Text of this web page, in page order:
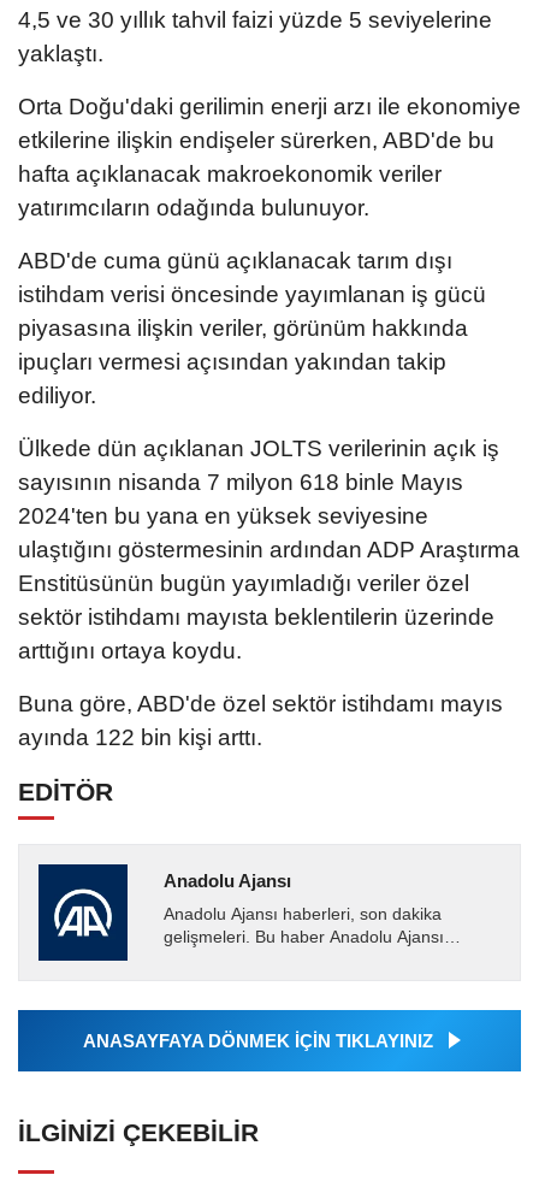
4,5 ve 30 yıllık tahvil faizi yüzde 5 seviyelerine
yaklaştı.
Orta Doğu'daki gerilimin enerji arzı ile ekonomiye
etkilerine ilişkin endişeler sürerken, ABD'de bu
hafta açıklanacak makroekonomik veriler
yatırımcıların odağında bulunuyor.
ABD'de cuma günü açıklanacak tarım dışı
istihdam verisi öncesinde yayımlanan iş gücü
piyasasına ilişkin veriler, görünüm hakkında
ipuçları vermesi açısından yakından takip
ediliyor.
Ülkede dün açıklanan JOLTS verilerinin açık iş
sayısının nisanda 7 milyon 618 binle Mayıs
2024'ten bu yana en yüksek seviyesine
ulaştığını göstermesinin ardından ADP Araştırma
Enstitüsünün bugün yayımladığı veriler özel
sektör istihdamı mayısta beklentilerin üzerinde
arttığını ortaya koydu.
Buna göre, ABD'de özel sektör istihdamı mayıs
ayında 122 bin kişi arttı.
EDİTÖR
Anadolu Ajansı
Anadolu Ajansı haberleri, son dakika
gelişmeleri. Bu haber Anadolu Ajansı
tarafından geçilen tüm...
ANASAYFAYA DÖNMEK İÇİN TIKLAYINIZ
İLGINIZI ÇEKEBILIR